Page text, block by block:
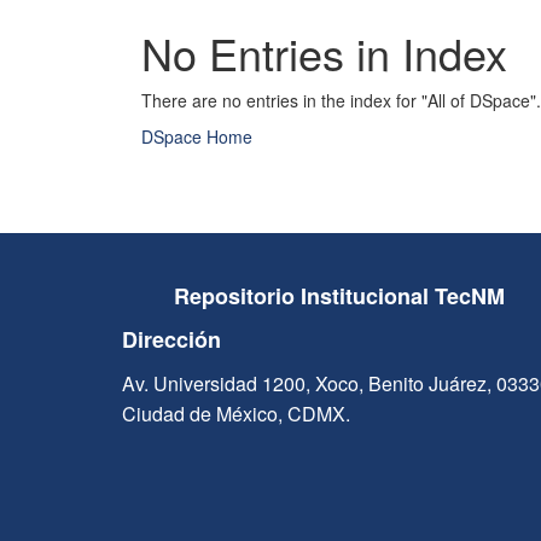
No Entries in Index
There are no entries in the index for "All of DSpace".
DSpace Home
Repositorio Institucional TecNM
Dirección
Av. Universidad 1200, Xoco, Benito Juárez,
Ciudad de México, CDMX.